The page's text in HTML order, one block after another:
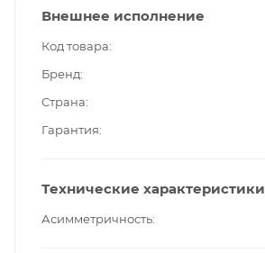
Внешнее исполнение
Код товара
Бренд
Страна
Гарантия
Технические характеристики
Асимметричность